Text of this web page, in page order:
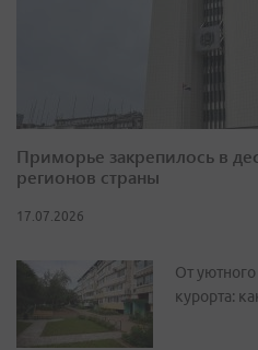
Приморье закрепилось в
регионов страны
17.07.2026
От
курорта: